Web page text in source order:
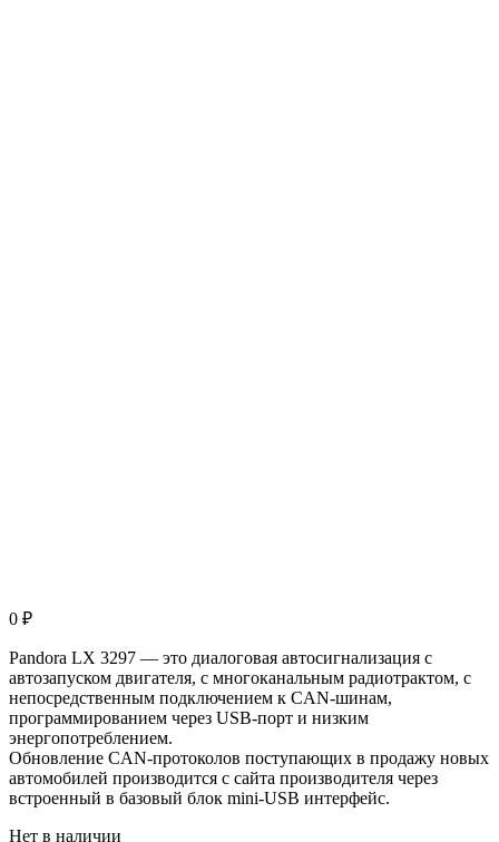
0 ₽
Pandora LX 3297 — это диалоговая автосигнализация с
автозапуском двигателя, с многоканальным радиотрактом, с
непосредственным подключением к CAN-шинам,
программированием через USB-порт и низким
энергопотреблением.
Обновление CAN-протоколов поступающих в продажу новых
автомобилей производится с сайта производителя через
встроенный в базовый блок mini-USB интерфейс.
Нет в наличии